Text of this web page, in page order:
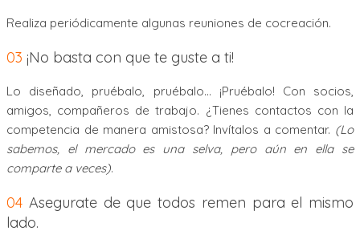
Realiza periódicamente algunas reuniones de cocreación.
03 ¡No basta con que te guste a ti!
Lo diseñado, pruébalo, pruébalo… ¡Pruébalo! Con socios,
amigos, compañeros de trabajo. ¿Tienes contactos con la
competencia de manera amistosa? Invítalos a comentar. (Lo
sabemos, el mercado es una selva, pero aún en ella se
comparte a veces).
04 Asegurate de que todos remen para el mismo
lado.